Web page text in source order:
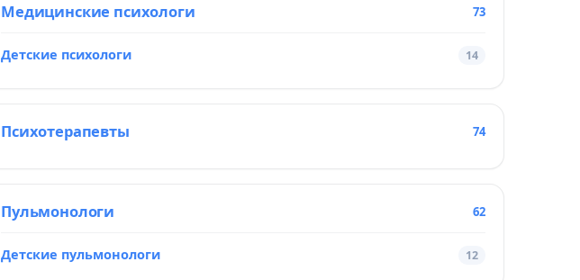
Медицинские психологи 73
Детские психологи 14
Психотерапевты 74
Пульмонологи 62
Детские пульмонологи 12